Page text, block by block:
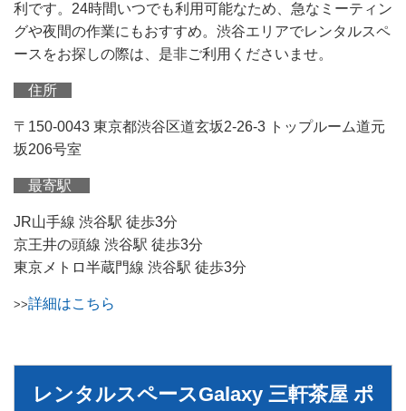
利です。24時間いつでも利用可能なため、急なミーティン
グや夜間の作業にもおすすめ。渋谷エリアでレンタルスペ
ースをお探しの際は、是非ご利用くださいませ。
住所
〒150-0043 東京都渋谷区道玄坂2-26-3 トップルーム道元
坂206号室
最寄駅
JR山手線 渋谷駅 徒歩3分
京王井の頭線 渋谷駅 徒歩3分
東京メトロ半蔵門線 渋谷駅 徒歩3分
>>詳細はこちら
レンタルスペースGalaxy 三軒茶屋 ポ